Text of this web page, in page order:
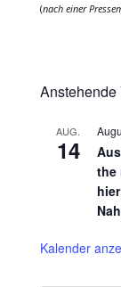
(nach einer
Anstehende
AUG.
14
the
Kalender